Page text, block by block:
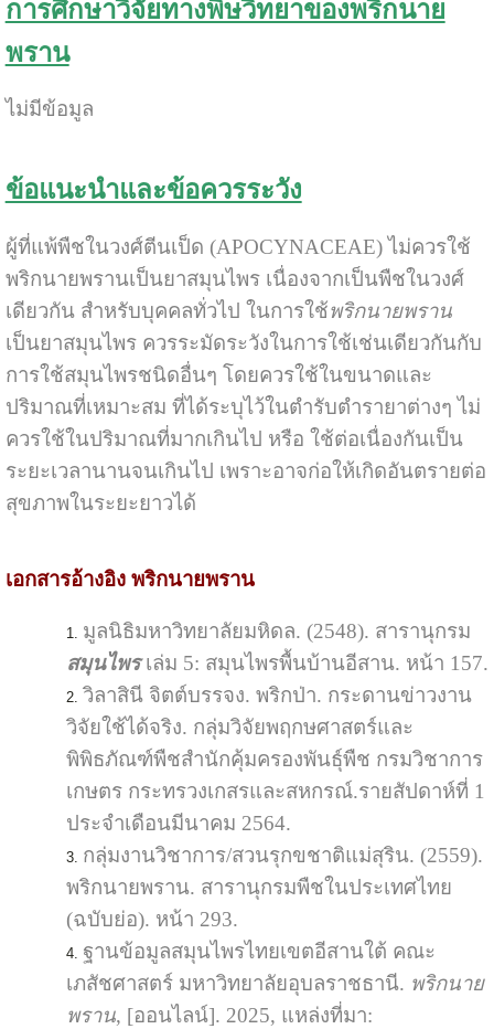
การศึกษาวิจัยทางพิษวิทยาของพริกนาย
พราน
ไม่มีข้อมูล
ข้อแนะนำและข้อควรระวัง
ผู้ที่แพ้พืชในวงศ์ตีนเป็ด (APOCYNACEAE) ไม่ควรใช้
พริกนายพรานเป็นยาสมุนไพร เนื่องจากเป็นพืชในวงศ์
เดียวกัน สำหรับบุคคลทั่วไป ในการใช้พริกนายพราน
เป็นยาสมุนไพร ควรระมัดระวังในการใช้เช่นเดียวกันกับ
การใช้สมุนไพรชนิดอื่นๆ โดยควรใช้ในขนาดและ
ปริมาณที่เหมาะสม ที่ได้ระบุไว้ในตำรับตำรายาต่างๆ ไม่
ควรใช้ในปริมาณที่มากเกินไป หรือ ใช้ต่อเนื่องกันเป็น
ระยะเวลานานจนเกินไป เพราะอาจก่อให้เกิดอันตรายต่อ
สุขภาพในระยะยาวได้
เอกสารอ้างอิง พริกนายพราน
มูลนิธิมหาวิทยาลัยมหิดล. (2548). สารานุกรม
สมุนไพรเล่ม 5: สมุนไพรพื้นบ้านอีสาน. หน้า 157.
วิลาสินี จิตต์บรรจง. พริกป่า. กระดานข่าวงาน
วิจัยใช้ได้จริง. กลุ่มวิจัยพฤกษศาสตร์และ
พิพิธภัณฑ์พืชสำนักคุ้มครองพันธุ์พืช กรมวิชาการ
เกษตร กระทรวงเกสรและสหกรณ์.รายสัปดาห์ที่ 1
ประจำเดือนมีนาคม 2564.
กลุ่มงานวิชาการ/สวนรุกขชาติแม่สุริน. (2559).
พริกนายพราน. สารานุกรมพืชในประเทศไทย
(ฉบับย่อ). หน้า 293.
ฐานข้อมูลสมุนไพรไทยเขตอีสานใต้ คณะ
เภสัชศาสตร์ มหาวิทยาลัยอุบลราชธานี. พริกนาย
พราน, [ออนไลน์]. 2025, แหล่งที่มา: